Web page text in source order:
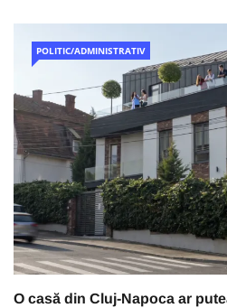
POLITIC/ADMINISTRATIV
O casă din Cluj-Napoca ar